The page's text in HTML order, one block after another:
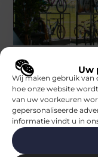
Uw
Wij maken gebruik van
hoe onze website
van uw voorkeuren
gepersonaliseerde
informatie vindt u in
Fietsenwinkel in
voor duurzame
Goed artikel?
Share on
LinkedIn Share